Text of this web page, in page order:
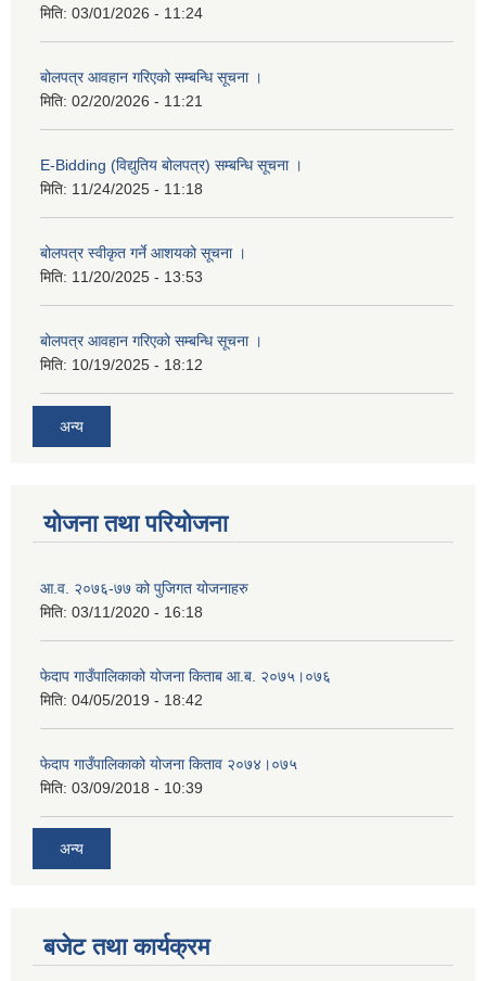
मिति: 03/01/2026 - 11:24
बोलपत्र आवहान गरिएको सम्बन्धि सूचना ।
मिति: 02/20/2026 - 11:21
E-Bidding (विद्युतिय बोलपत्र) सम्बन्धि सूचना ।
मिति: 11/24/2025 - 11:18
बोलपत्र स्वीकृत गर्ने आशयको सूचना ।
मिति: 11/20/2025 - 13:53
बोलपत्र आवहान गरिएको सम्बन्धि सूचना ।
मिति: 10/19/2025 - 18:12
अन्य
योजना तथा परियोजना
आ.व. २०७६-७७ को पुजिगत योजनाहरु
मिति: 03/11/2020 - 16:18
फेदाप गाउँपालिकाको योजना किताब आ.ब. २०७५।०७६
मिति: 04/05/2019 - 18:42
फेदाप गाउँपालिकाको योजना किताव २०७४।०७५
मिति: 03/09/2018 - 10:39
अन्य
बजेट तथा कार्यक्रम